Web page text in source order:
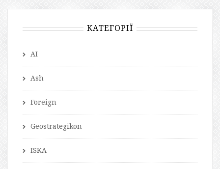
КАТЕГОРІЇ
AI
Ash
Foreign
Geostrategikon
ISKA